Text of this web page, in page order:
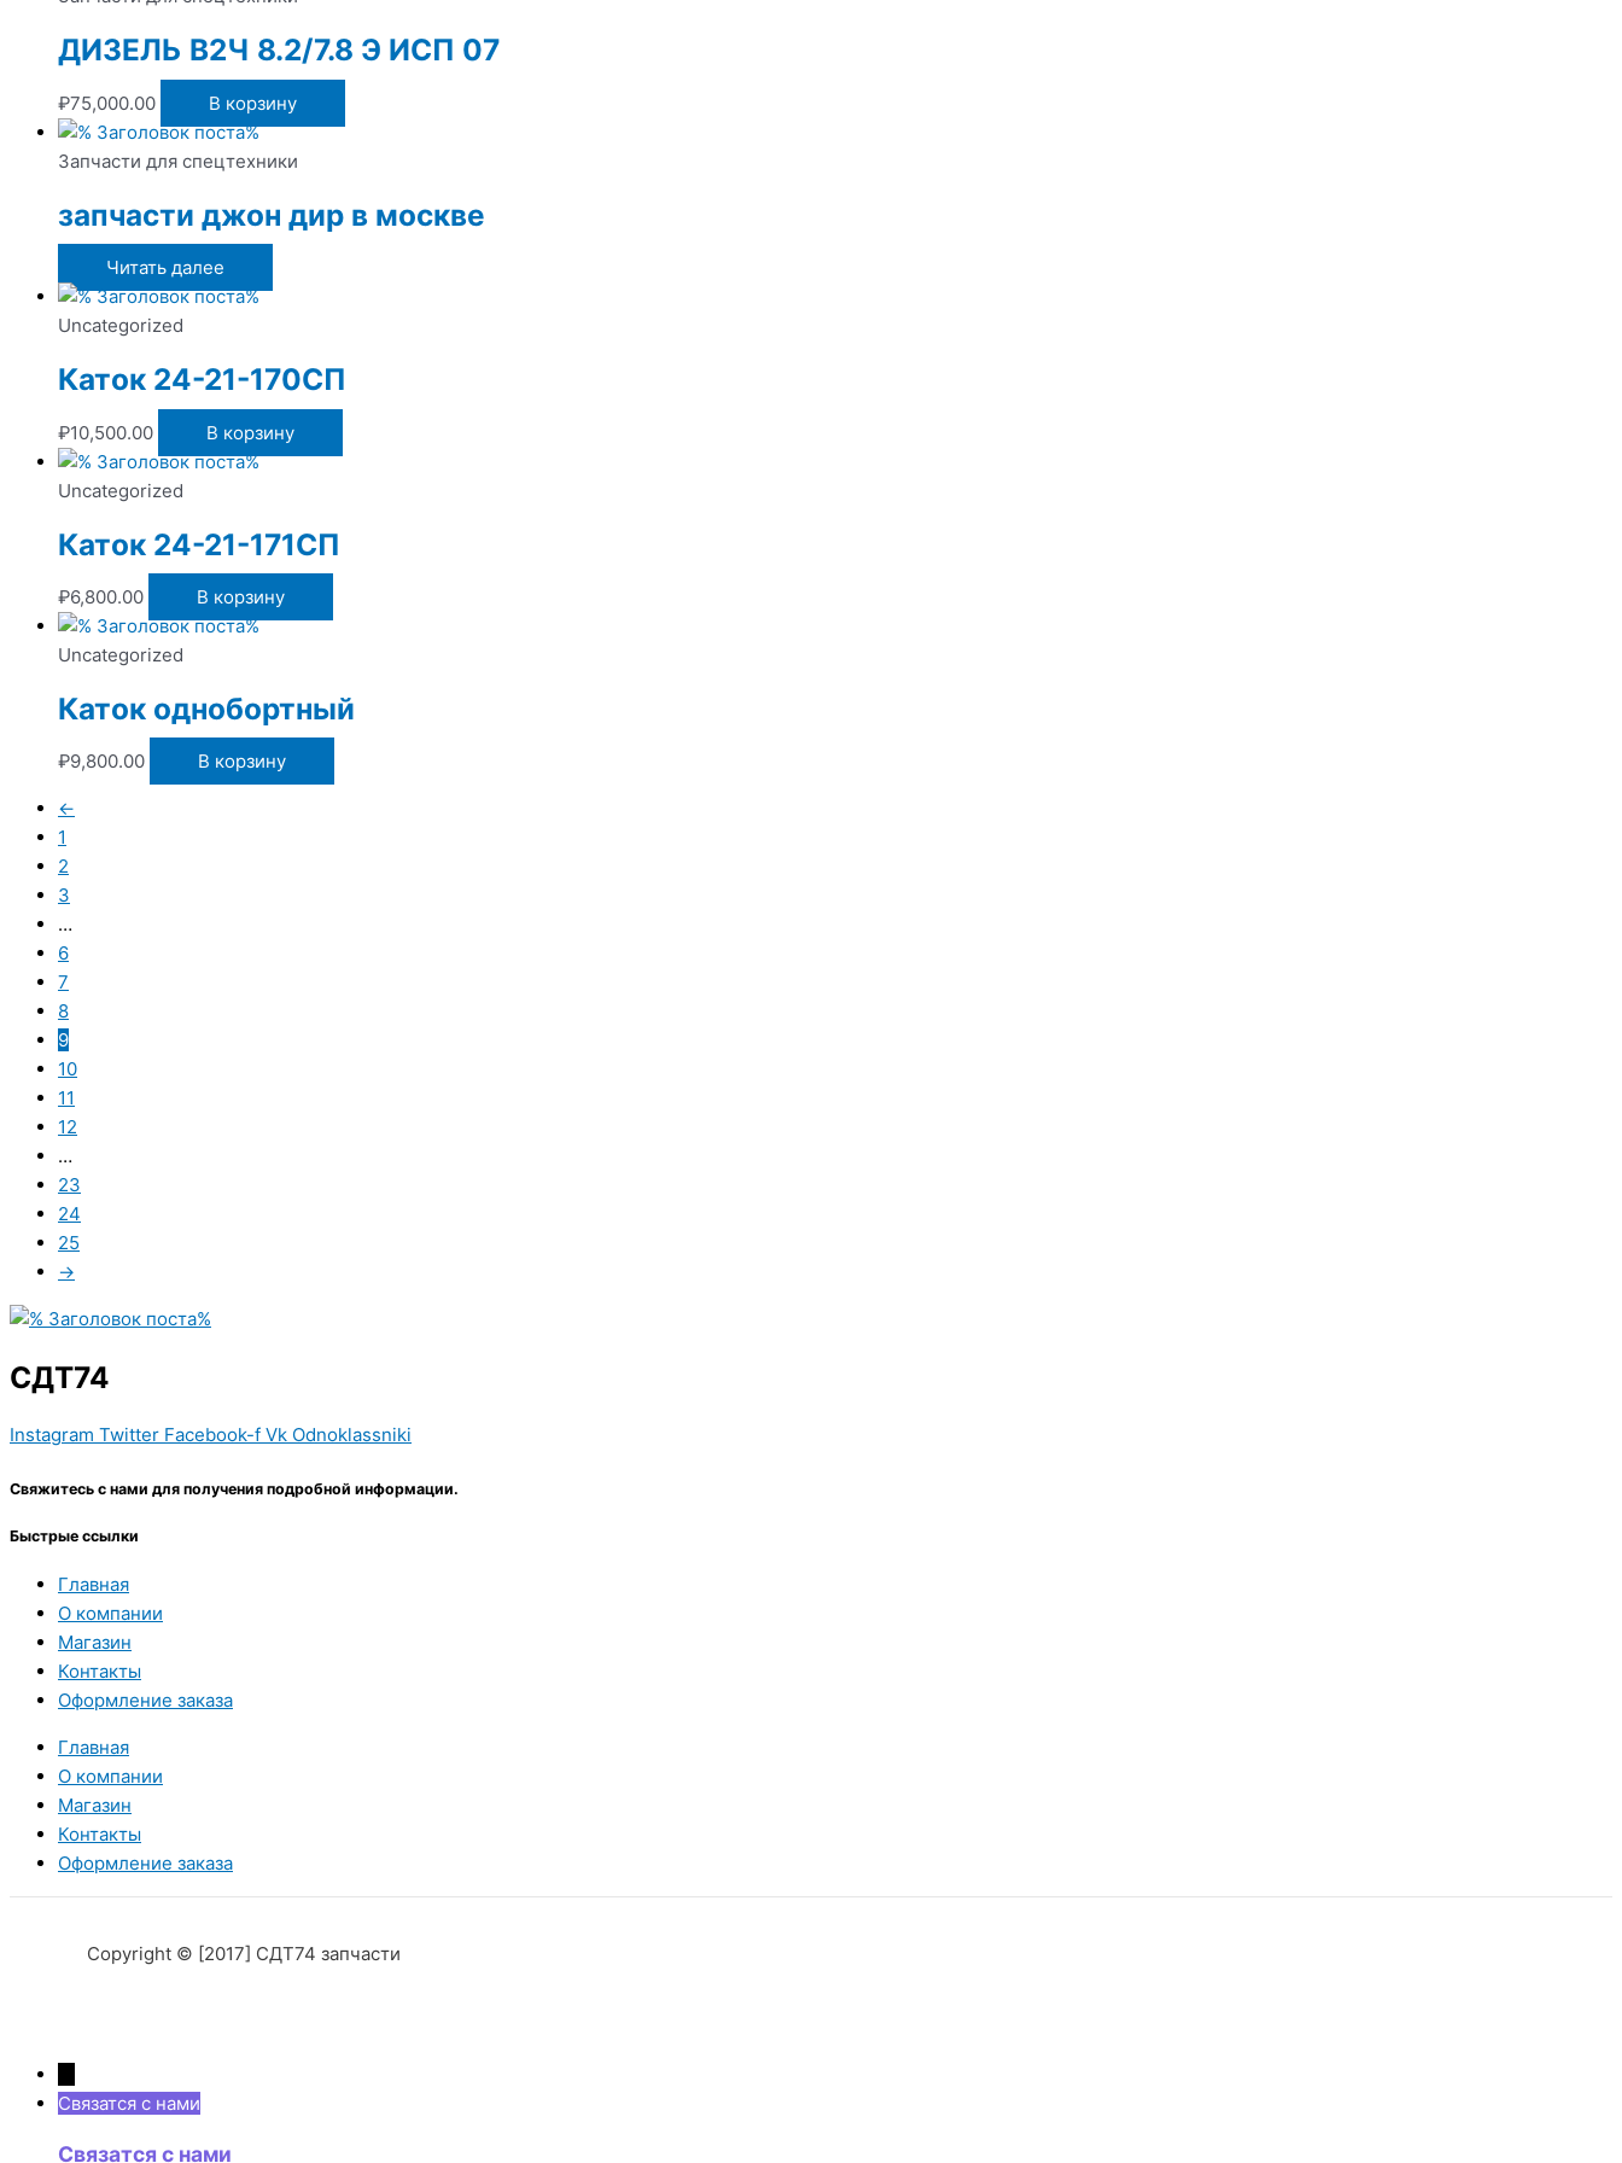
ДИЗЕЛЬ В2Ч 8.2/7.8 Э ИСП 07
₽75,000.00 В корзину
Запчасти для спецтехники
запчасти джон дир в москве
Читать далее
Uncategorized
Каток 24-21-170СП
₽10,500.00 В корзину
Uncategorized
Каток 24-21-171СП
₽6,800.00 В корзину
Uncategorized
Каток однобортный
₽9,800.00 В корзину
←
1
2
3
…
6
7
8
9
10
11
12
…
23
24
25
→
СДТ74
Instagram Twitter Facebook-f Vk Odnoklassniki
Свяжитесь с нами для получения подробной информации.
Быстрые ссылки
Главная
О компании
Магазин
Контакты
Оформление заказа
Главная
О компании
Магазин
Контакты
Оформление заказа
Copyright © [2017] СДТ74 запчасти
Связатся с нами
Связатся с нами